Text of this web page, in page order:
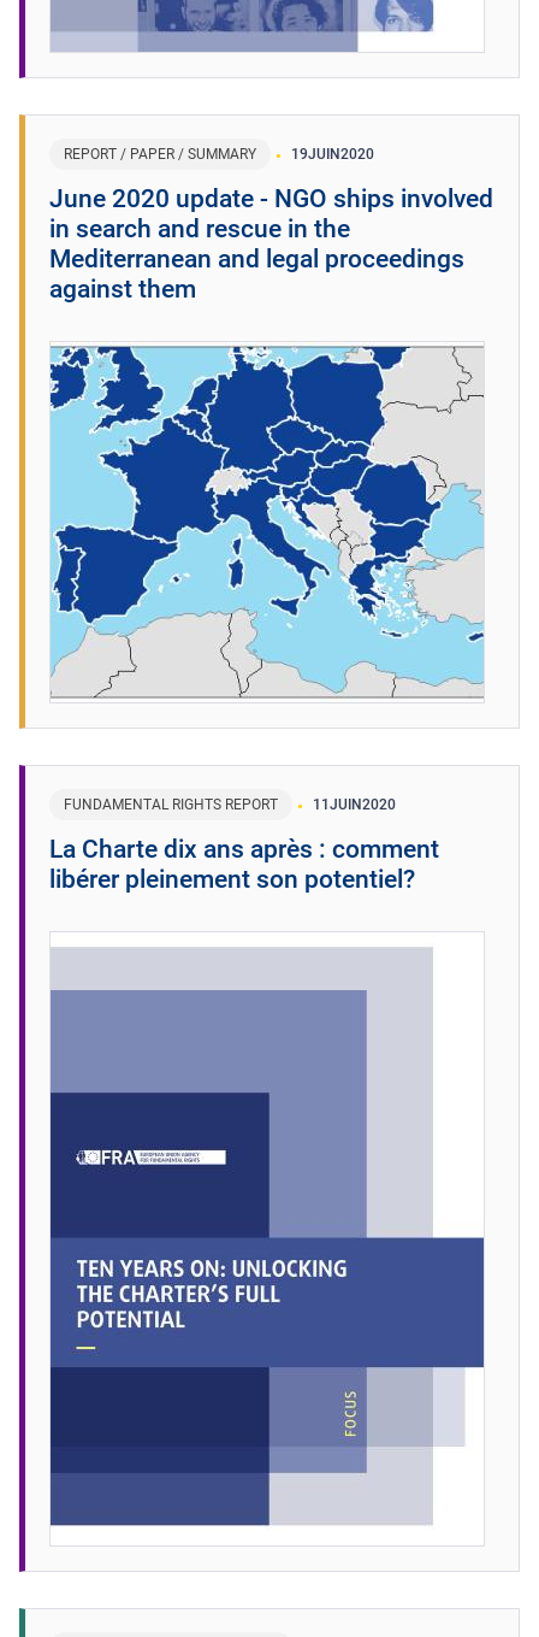
REPORT / PAPER / SUMMARY 19JUIN2020
June 2020 update - NGO ships involved
in search and rescue in the
Mediterranean and legal proceedings
against them
FUNDAMENTAL RIGHTS REPORT 11 JUIN2020
La Charte dix ans après : comment
libérer pleinement son potentiel?